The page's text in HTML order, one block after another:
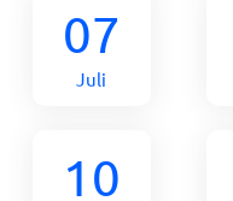
07
Juli
10